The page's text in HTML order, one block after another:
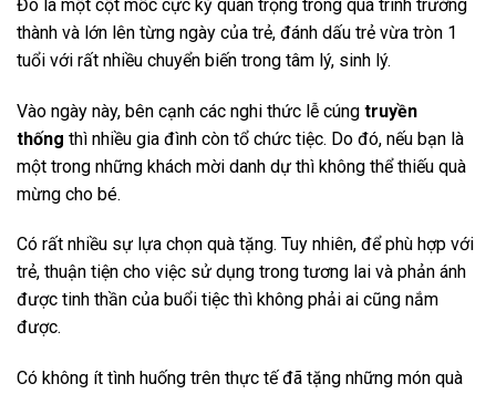
Đó là một cột mốc cực kỳ quan trọng trong quá trình trưởng
thành và lớn lên từng ngày của trẻ, đánh dấu trẻ vừa tròn 1
tuổi với rất nhiều chuyển biến trong tâm lý, sinh lý.
Vào ngày này, bên cạnh các nghi thức lễ cúng truyền
thống thì nhiều gia đình còn tổ chức tiệc. Do đó, nếu bạn là
một trong những khách mời danh dự thì không thể thiếu quà
mừng cho bé.
Có rất nhiều sự lựa chọn quà tặng. Tuy nhiên, để phù hợp với
trẻ, thuận tiện cho việc sử dụng trong tương lai và phản ánh
được tinh thần của buổi tiệc thì không phải ai cũng nắm
được.
Có không ít tình huống trên thực tế đã tặng những món quà